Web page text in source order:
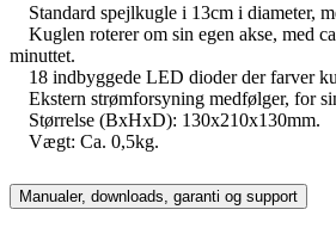
Standard spejlkugle i 13cm i diameter,
Kuglen roterer om sin egen akse, med
minuttet.
18 indbyggede LED dioder der farver
Ekstern strømforsyning medfølger, for
Størrelse (BxHxD): 130x210x130mm.
Vægt: Ca. 0,5kg.
Manualer, downloads, garanti og support